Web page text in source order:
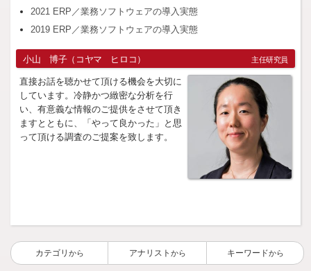
2021 ERP／業務ソフトウェアの導入実態
2019 ERP／業務ソフトウェアの導入実態
小山 博子（コヤマ ヒロコ） 主任研究員
直接お話を聴かせて頂ける機会を大切に
しています。冷静かつ緻密な分析を行
い、有意義な情報のご提供をさせて頂き
ますとともに、「やって良かった」と思
って頂ける調査のご提案を致します。
カテゴリ から アナリスト から キーワードから